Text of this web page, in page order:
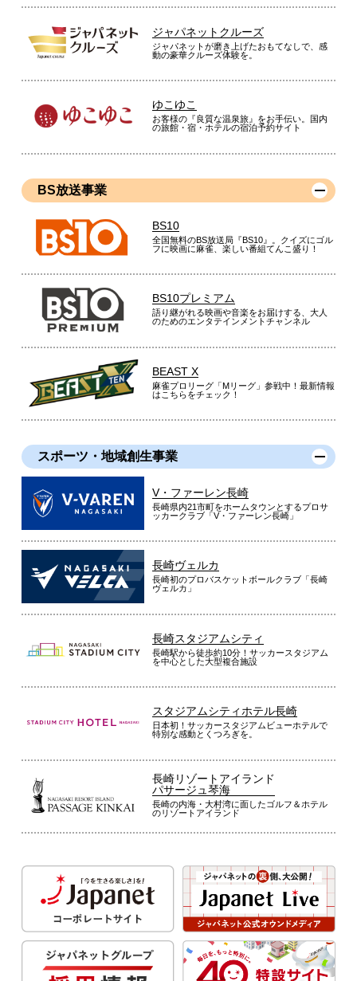
ジャパネットクルーズ
ジャパネットが磨き上げたおもてなしで、感
動の豪華クルーズ体験を。
ゆこゆこ
お客様の『良質な温泉旅』をお手伝い。国内
の旅館・宿・ホテルの宿泊予約サイト
BS放送事業
BS10
全国無料のBS放送局『BS10』。クイズにゴル
フに映画に麻雀、楽しい番組てんこ盛り！
BS10プレミアム
語り継がれる映画や音楽をお届けする、大人
のためのエンタテインメントチャンネル
BEAST X
麻雀プロリーグ「Mリーグ」参戦中！最新情報
はこちらをチェック！
スポーツ・地域創生事業
V・ファーレン長崎
長崎県内21市町をホームタウンとするプロサ
ッカークラブ「V・ファーレン長崎」
長崎ヴェルカ
長崎初のプロバスケットボールクラブ「長崎
ヴェルカ」
長崎スタジアムシティ
長崎駅から徒歩約10分！サッカースタジアム
を中心とした大型複合施設
スタジアムシティホテル長崎
日本初！サッカースタジアムビューホテルで
特別な感動とくつろぎを。
長崎リゾートアイランド
パサージュ琴海
長崎の内海・大村湾に面したゴルフ＆ホテル
のリゾートアイランド